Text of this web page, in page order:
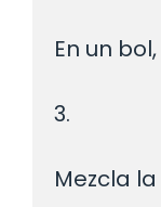
En un
3.
Mezcla